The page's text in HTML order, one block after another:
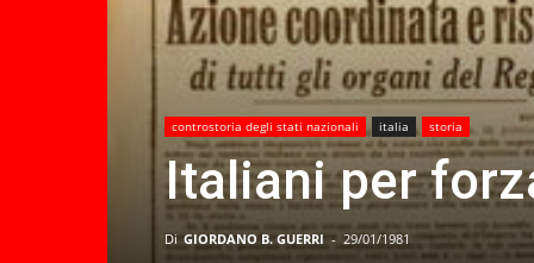
controstoria degli stati nazionali italia storia
Italiani per
Di GIORDANO B. GUERRI - 29/01/1981